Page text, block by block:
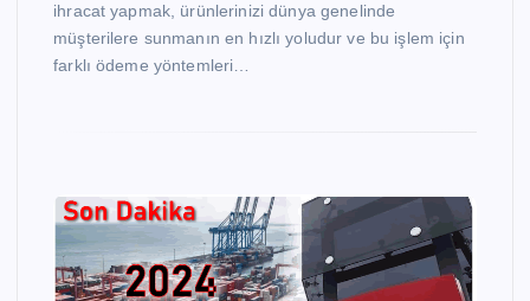
ihracat yapmak, ürünlerinizi dünya genelinde
müşterilere sunmanın en hızlı yoludur ve bu işlem için
farklı ödeme yöntemleri…